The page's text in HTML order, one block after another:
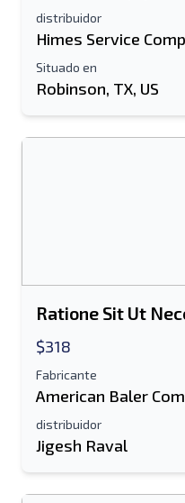
Dirección de correo
Móvil
distribuidor
Himes Service
Situado en
Robinson, TX, US
Ratione Sit Ut
$318
Fabricante
American Baler
distribuidor
Jigesh Raval
Enviar a un
Se requiere el
Listado de
móvil
Tu nombre
Información